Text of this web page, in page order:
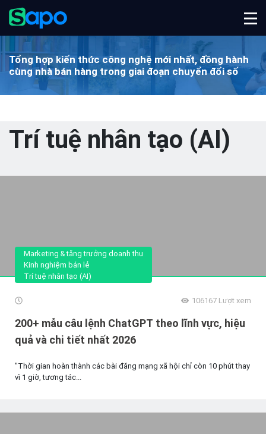
Tổng hợp kiến thức công nghệ mới nhất, đồng hành
cùngnhà bán hàng trong giai đoạn chuyển đổi số
Trí tuệ nhân tạo (AI)
Marketing & tăng trưởng doanh thu
Kinh nghiệm bán lẻ
Trí tuệ nhân tạo (AI)
106167 Lượt xem
200+ mẫu câu lệnh ChatGPT theo lĩnh vực, hiệu
quả và chi tiết nhất 2026
"Thời gian hoàn thành các bài đăng mạng xã hội chỉ còn 10 phút thay
vì 1 giờ, tương tác...